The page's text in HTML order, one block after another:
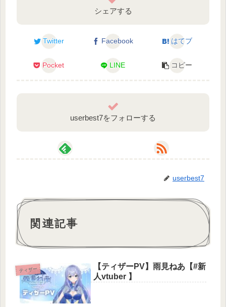
シェアする
Twitter Facebook はてブ
Pocket LINE コピー
userbest7をフォローする
userbest7
関連記事
ティザー
【ティザーPV】雨見ねあ【#新
人vtuber 】